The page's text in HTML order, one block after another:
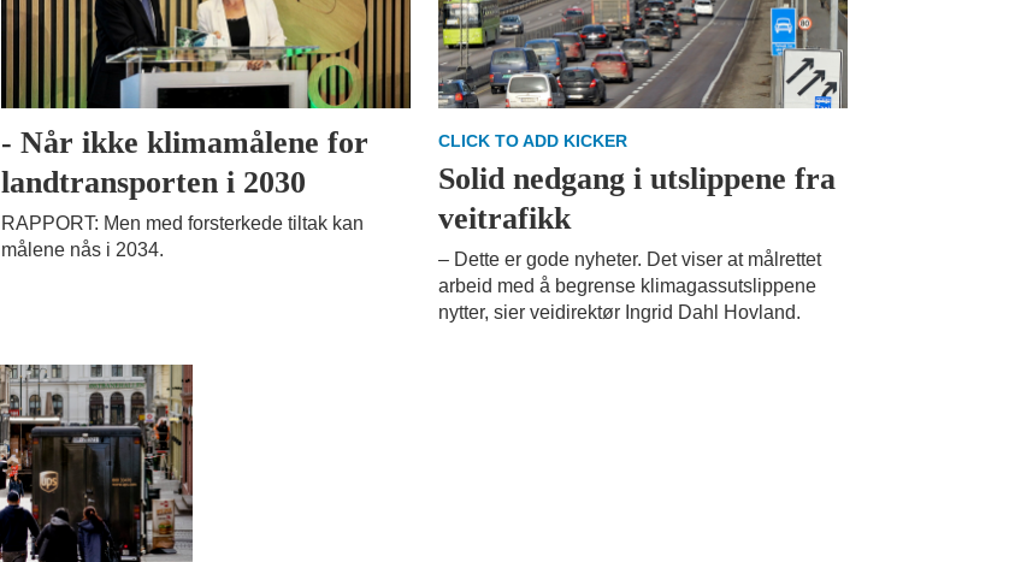
- Når ikke klimamålene for
landtransporten i 2030
RAPPORT: Men med forsterkede tiltak kan
målene nås i 2034.
CLICK TO ADD KICKER
Solid nedgang i utslippene fra
veitrafikk
– Dette er gode nyheter. Det viser at målrettet
arbeid med å begrense klimagassutslippene
nytter, sier veidirektør Ingrid Dahl Hovland.